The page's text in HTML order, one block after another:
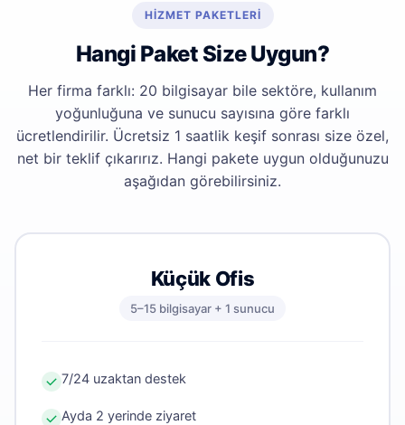
HIZMET PAKETLERI
Hangi Paket Size Uygun?
Her firma farklı: 20 bilgisayar bile sektöre, kullanım
yoğunluğuna ve sunucu sayısına göre farklı
ücretlendirilir. Ücretsiz 1 saatlik keşif sonrası size özel,
net bir teklif çıkarırız. Hangi pakete uygun olduğunuzu
aşağıdan görebilirsiniz.
Küçük Ofis
5–15 bilgisayar + 1 sunucu
7/24 uzaktan destek
Ayda 2 yerinde ziyaret